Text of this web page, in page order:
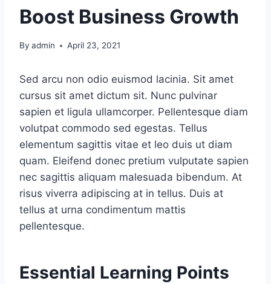
Boost Business Growth
By admin April 23, 2021
Sed arcu non odio euismod lacinia. Sit amet
cursus sit amet dictum sit. Nunc pulvinar
sapien et ligula ullamcorper. Pellentesque diam
volutpat commodo sed egestas. Tellus
elementum sagittis vitae et leo duis ut diam
quam. Eleifend donec pretium vulputate sapien
nec sagittis aliquam malesuada bibendum. At
risus viverra adipiscing at in tellus. Duis at
tellus at urna condimentum mattis
pellentesque.
Essential Learning Points